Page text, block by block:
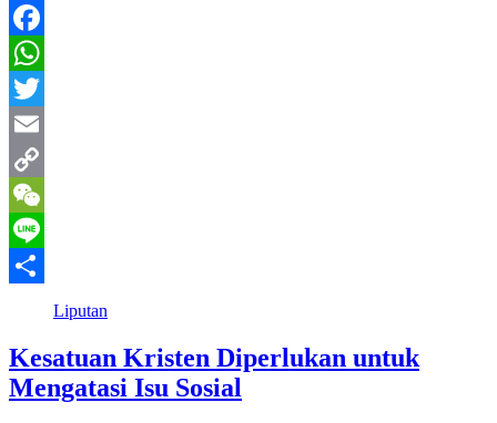
Facebook
WhatsApp
Twitter
Email
Copy
Link
WeChat
Line
Liputan
Kesatuan Kristen Diperlukan untuk
Mengatasi Isu Sosial